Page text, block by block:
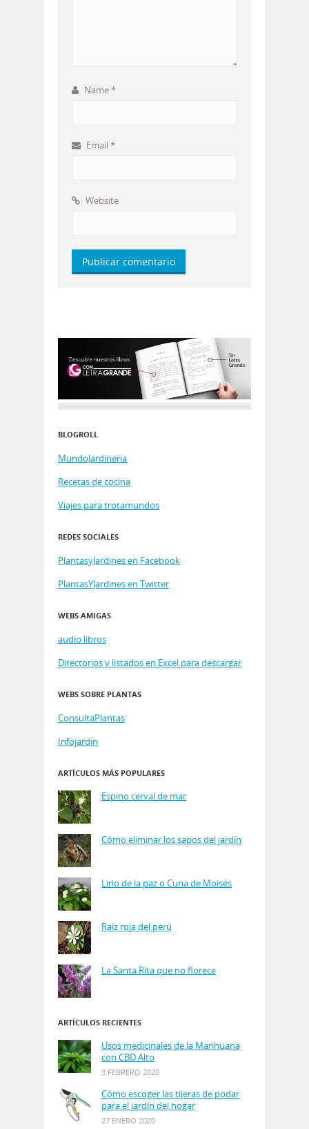
Name*
Email *
Website
BLOGROLL
MundoJardineria
Recetas de cocina
Viajes para trotamundos
REDES SOCIALES
PlantasyJardines en Facebook
PlantasYJardines en Twitter
WEBS AMIGAS
audio libros
Directorios y listados en Excel para descargar
WEBS SOBRE PLANTAS
ConsultaPlantas
Infojardin
ARTÍCULOS MÁS POPULARES
Espino cerval de mar
Cómo eliminar los sapos del jardín
Lirio de la paz o Cuna de Moisés
Raíz roja del perú
La Santa Rita que no florece
ARTÍCULOS RECIENTES
Usos medicinales de la Marihuana
con CBD Alto
3 FEBRERO 2020
Cómo escoger las tijeras de podar
para el jardín del hogar
27 ENERO 2020